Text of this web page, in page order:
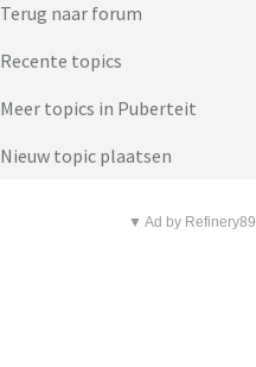
Terug naar forum
Recente topics
Meer topics in Puberteit
Nieuw topic plaatsen
▼ Ad by Refinery89